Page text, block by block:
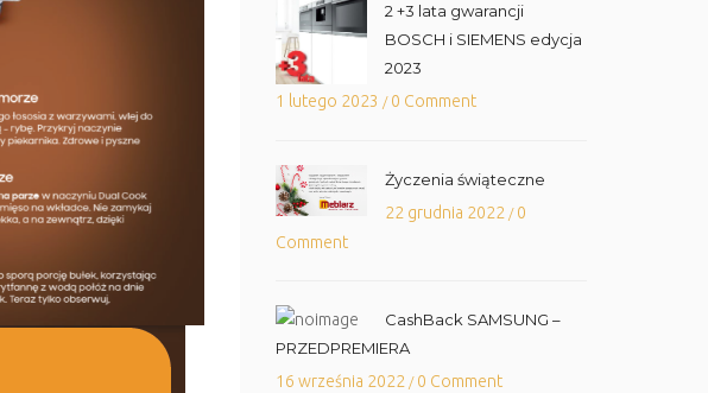
2 +3 lata gwarancji
BOSCH i SIEMENS edycja
2023
1 lutego 2023 /0 Comment
Życzenia świąteczne
22 grudnia 2022 /0
Comment
CashBack SAMSUNG –
PRZEDPREMIERA
16 września 2022 /0 Comment